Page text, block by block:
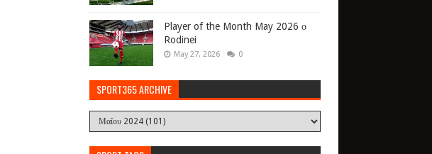
Player of the Month May 2026 ο
Rodinei
May 27, 2026 0
SPORT365 ARCHIVE